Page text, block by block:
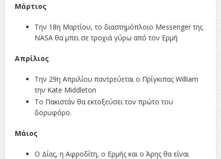
Μάρτιος
Την 18η Μαρτίου, το διαστημόπλοιο Messenger της
NASA θα μπει σε τροχιά γύρω από τον Ερμή
Απρίλιος
Την 29η Απριλίου παντρεύεται ο Πρίγκιπας William
την Kate Middleton
Το Πακιστάν θα εκτοξεύσει τον πρώτο του
δορυφόρο.
Μάιος
Ο Δίας, η Αφροδίτη, ο Ερμής και ο Άρης θα είναι